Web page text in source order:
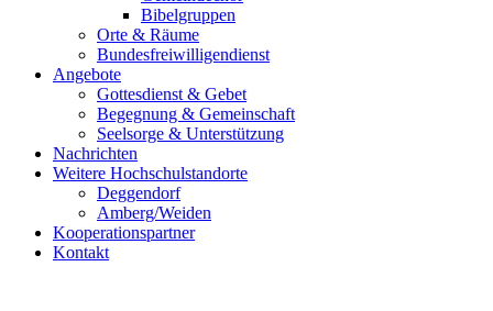
Bibelgruppen
Orte & Räume
Bundesfreiwilligendienst
Angebote
Gottesdienst & Gebet
Begegnung & Gemeinschaft
Seelsorge & Unterstützung
Nachrichten
Weitere Hochschulstandorte
Deggendorf
Amberg/Weiden
Kooperationspartner
Kontakt